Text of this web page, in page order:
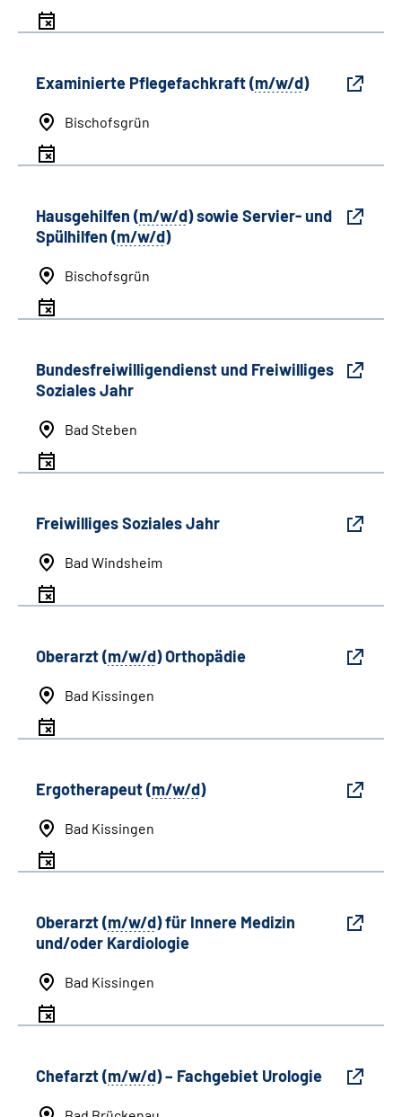
Examinierte Pflegefachkraft (m/w/d)
Bischofsgrün
Hausgehilfen (m/w/d) sowie Servier- und
Spülhilfen (m/w/d)
Bischofsgrün
Bundesfreiwilligendienst und Freiwilliges
Soziales Jahr
Bad Steben
Freiwilliges Soziales Jahr
Bad Windsheim
Oberarzt (m/w/d) Orthopädie
Bad Kissingen
Ergotherapeut (m/w/d)
Bad Kissingen
Oberarzt (m/w/d) für Innere Medizin
und/oder Kardiologie
Bad Kissingen
Chefarzt (m/w/d) – Fachgebiet Urologie